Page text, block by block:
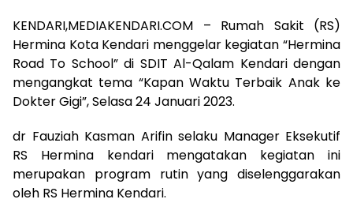
KENDARI,MEDIAKENDARI.COM – Rumah Sakit (RS)
Hermina Kota Kendari menggelar kegiatan “Hermina
Road To School” di SDIT Al-Qalam Kendari dengan
mengangkat tema “Kapan Waktu Terbaik Anak ke
Dokter Gigi”, Selasa 24 Januari 2023.
dr Fauziah Kasman Arifin selaku Manager Eksekutif
RS Hermina kendari mengatakan kegiatan ini
merupakan program rutin yang diselenggarakan
oleh RS Hermina Kendari.